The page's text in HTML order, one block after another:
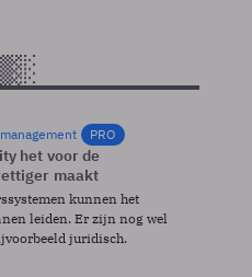
PRO
het voor de
maakt
kunnen het
leiden. Er zijn nog wel
juridisch.